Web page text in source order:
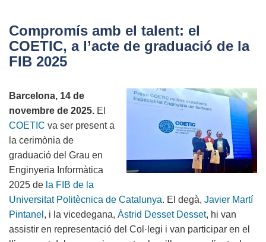
la
segona
edició
Premis
TIC
Catalunya
Sud
Compromís amb el talent: el
COETIC, a l’acte de graduació de la
FIB 2025
Barcelona, 14 de
novembre de 2025. El
COETIC va ser present a
la cerimònia de
graduació del Grau en
Enginyeria Informàtica
2025 de la FIB de la
Universitat Politècnica de Catalunya. El degà, Javier Martí
Pintanel , i la vicedegana, Àstrid Desset Desset, hi van
assistir en representació del Col·legi i van participar en el